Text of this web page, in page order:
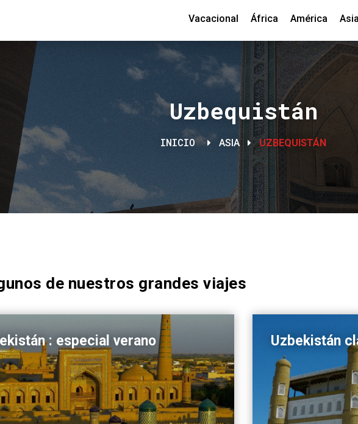
Vacacional África América Asia
Uzbequistán
INICIO ASIA UZBEQUISTÁN
de nuestros grandes viajes
: especial verano Uzbekistán